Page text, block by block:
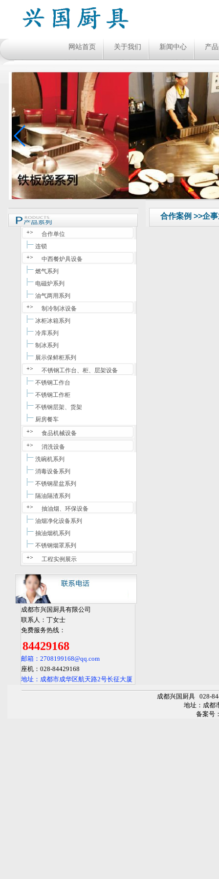
网站首页 关于我们 新闻中心 产
+>
合作单位
连锁
+>
中西餐炉具设备
燃气系列
电磁炉系列
油气两用系列
+>
制冷制冰设备
冰柜冰箱系列
冷库系列
制冰系列
展示保鲜柜系列
+>
不锈钢工作台、柜、层架设备
不锈钢工作台
不锈钢工作柜
不锈钢层架、货架
厨房餐车
+>
食品机械设备
+>
消洗设备
洗碗机系列
消毒设备系列
不锈钢星盆系列
隔油隔渣系列
+>
抽油烟、环保设备
油烟净化设备系列
抽油烟机系列
不锈钢烟罩系列
+>
工程实例展示
成都市兴国厨具有限公司
联系人：丁女士
免费服务热线：
84429168
邮箱：2708199168@qq.com
座机：028-84429168
地址：成都市成华区航天路2号长征大厦
合作案例 >>企
成都兴国厨具 028-
地址：成都
备案号